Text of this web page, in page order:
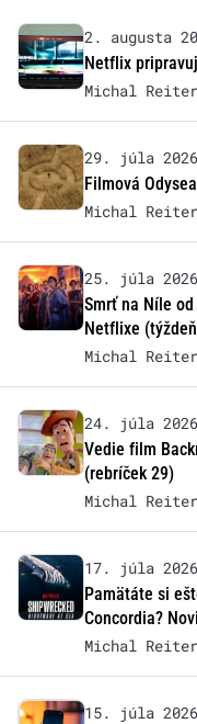
2. augusta
Netflix
Michal Reiter
29. júla 2026
Filmová
Michal Reiter
25. júla 2026
Smrť na Níle
Netflixe
Michal Reiter
24. júla 2026
Vedie film
(rebríček 29)
Michal Reiter
17. júla 2026
Pamätáte si
Concordia?
Michal Reiter
15. júla 2026